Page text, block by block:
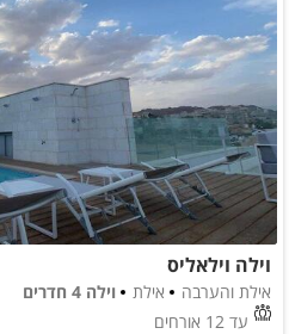
וילה וילאליס
אילת והערבה אילת
וילה 4 חדרים
עד 12 אורחים